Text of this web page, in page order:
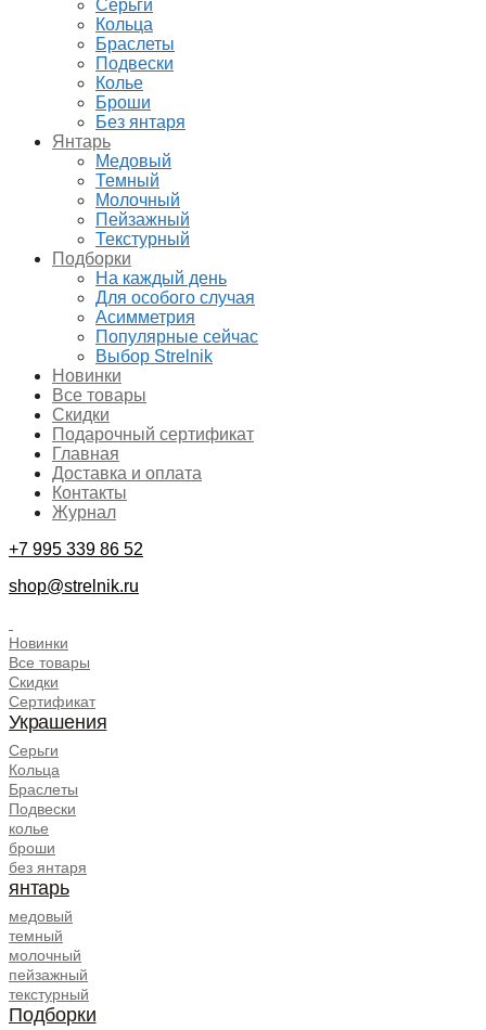
Серьги
Кольца
Браслеты
Подвески
Колье
Броши
Без янтаря
Янтарь
Медовый
Темный
Молочный
Пейзажный
Текстурный
Подборки
На каждый день
Для особого случая
Асимметрия
Популярные сейчас
Выбор Strelnik
Новинки
Все товары
Скидки
Подарочный сертификат
Главная
Доставка и оплата
Контакты
Журнал
+7 995 339 86 52
shop@strelnik.ru
Новинки
Все товары
Скидки
Сертификат
Украшения
Серьги
Кольца
Браслеты
Подвески
колье
броши
без янтаря
янтарь
медовый
темный
молочный
пейзажный
текстурный
Подборки